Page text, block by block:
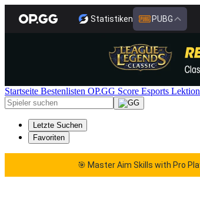
Statistiken PUBG
Startseite Bestenlisten OP.GG Score Esports
Letzte Suchen
Favoriten
🎯 Master Aim Skills with Pro